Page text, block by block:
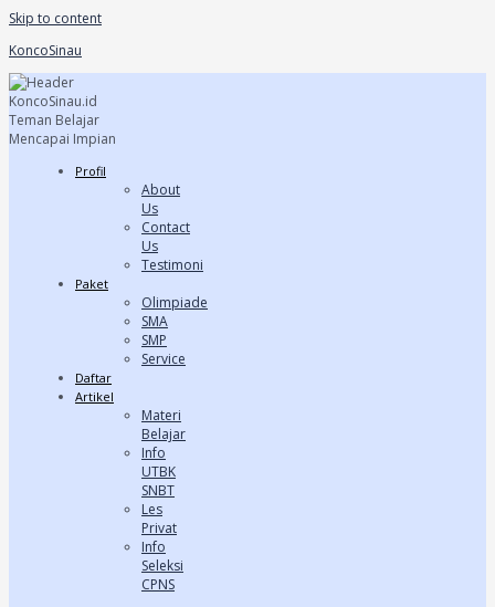
Skip to content
KoncoSinau
Profil
About
Us
Contact
Us
Testimoni
Paket
Olimpiade
SMA
SMP
Service
Daftar
Artikel
Materi
Belajar
Info
UTBK
SNBT
Les
Privat
Info
Seleksi
CPNS